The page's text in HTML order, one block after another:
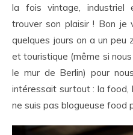
la fois vintage, industriel
trouver son plaisir ! Bon je
quelques jours on a un peu
et touristique (même si
le mur de Berlin) pour
intéressait surtout : la food,
ne suis pas blogueuse food